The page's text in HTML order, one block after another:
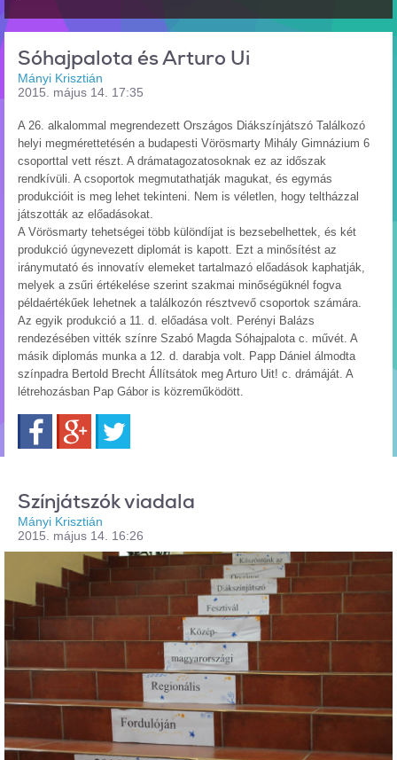
Sóhajpalota és Arturo Ui
Mányi Krisztián
2015. május 14. 17:35
A 26. alkalommal megrendezett Országos Diákszínjátszó Találkozó
helyi megmérettetésén a budapesti Vörösmarty Mihály Gimnázium 6
csoporttal vett részt. A drámatagozatosoknak ez az időszak
rendkívüli. A csoportok megmutathatják magukat, és egymás
produkcióit is meg lehet tekinteni. Nem is véletlen, hogy teltházzal
játszották az előadásokat.
A Vörösmarty tehetségei több különdíjat is bezsebelhettek, és két
produkció úgynevezett diplomát is kapott. Ezt a minősítést az
iránymutató és innovatív elemeket tartalmazó előadások kaphatják,
melyek a zsűri értékelése szerint szakmai minőségüknél fogva
példaértékűek lehetnek a találkozón résztvevő csoportok számára.
Az egyik produkció a 11. d. előadása volt. Perényi Balázs
rendezésében vitték színre Szabó Magda Sóhajpalota c. művét. A
másik diplomás munka a 12. d. darabja volt. Papp Dániel álmodta
színpadra Bertold Brecht Állítsátok meg Arturo Uit! c. drámáját. A
létrehozásban Pap Gábor is közreműködött.
FacebookGoogle+
Színjátszók viadala
Mányi Krisztián
2015. május 14. 16:26